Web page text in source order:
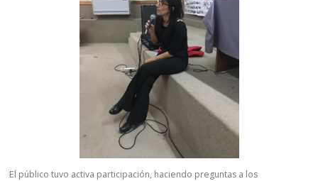
El público tuvo activa participación, haciendo preguntas a los